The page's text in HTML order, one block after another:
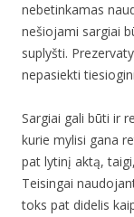
nebetinkamas
nešiojami sargiai
suplyšti.
nepasiekti
Sargiai gali būti ir
kurie mylisi gana
pat lytinį aktą,
Teisingai
toks pat didelis